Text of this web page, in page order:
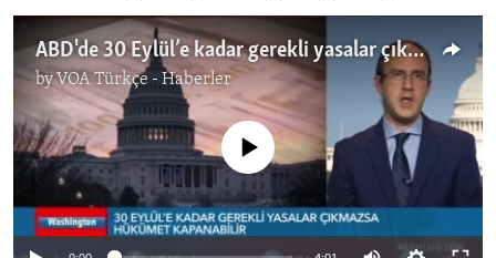
ABD'de 30 Eylül’e kadar gerekli yasalar çıkmazsa hükümet kapanabilir
byVOA Türkçe - Haberler
No media source currently available